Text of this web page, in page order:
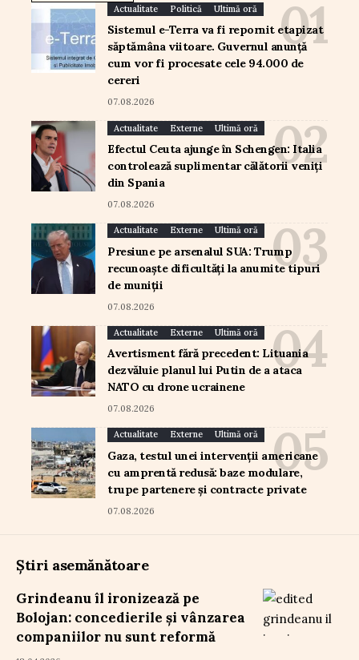
Actualitate Politică Ultimă oră
Sistemul e-Terra va fi repornit etapizat
săptămâna viitoare. Guvernul anunță
cum vor fi procesate cele 94.000 de
cereri
07.08.2026
Actualitate Externe Ultimă oră
Efectul Ceuta ajunge în Schengen: Italia
controlează suplimentar călătorii veniți
din Spania
07.08.2026
Actualitate Externe Ultimă oră
Presiune pe arsenalul SUA: Trump
recunoaște dificultăți la anumite tipuri
de muniții
07.08.2026
Actualitate Externe Ultimă oră
Avertisment fără precedent: Lituania
dezvăluie planul lui Putin de a ataca
NATO cu drone ucrainene
07.08.2026
Actualitate Externe Ultimă oră
Gaza, testul unei intervenții americane
cu amprentă redusă: baze modulare,
trupe partenere și contracte private
07.08.2026
Știri asemănătoare
Grindeanu îl ironizează pe
Bolojan: concedierile și vânzarea
companiilor nu sunt reformă